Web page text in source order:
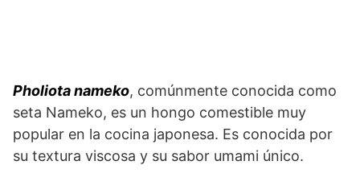
Pholiota nameko, comúnmente conocida como
seta Nameko, es un hongo comestible muy
popular en la cocina japonesa. Es conocida por
su textura viscosa y su sabor umami único.